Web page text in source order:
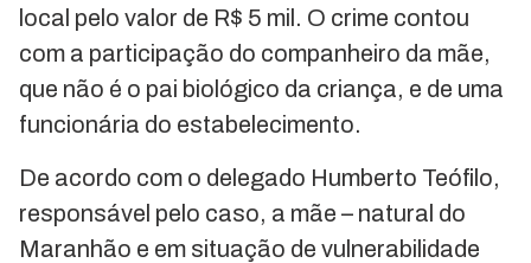
local pelo valor de R$ 5 mil. O crime contou
com a participação do companheiro da mãe,
que não é o pai biológico da criança, e de uma
funcionária do estabelecimento.
De acordo com o delegado Humberto Teófilo,
responsável pelo caso, a mãe – natural do
Maranhão e em situação de vulnerabilidade